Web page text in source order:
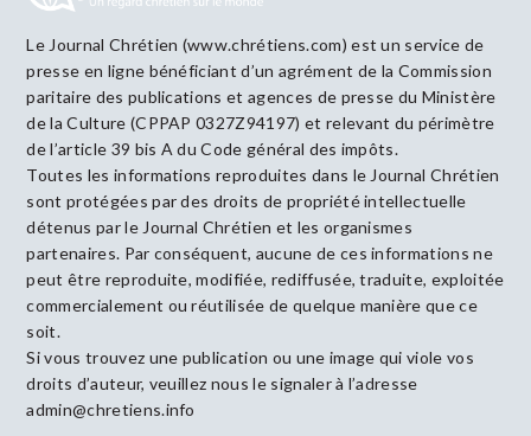
Le Journal Chrétien (www.chrétiens.com) est un service de
presse en ligne bénéficiant d’un agrément de la Commission
paritaire des publications et agences de presse du Ministère
de la Culture (CPPAP 0327Z94197) et relevant du périmètre
de l’article 39 bis A du Code général des impôts.
Toutes les informations reproduites dans le Journal Chrétien
sont protégées par des droits de propriété intellectuelle
détenus par le Journal Chrétien et les organismes
partenaires. Par conséquent, aucune de ces informations ne
peut être reproduite, modifiée, rediffusée, traduite, exploitée
commercialement ou réutilisée de quelque manière que ce
soit.
Si vous trouvez une publication ou une image qui viole vos
droits d’auteur, veuillez nous le signaler à l’adresse
admin@chretiens.info